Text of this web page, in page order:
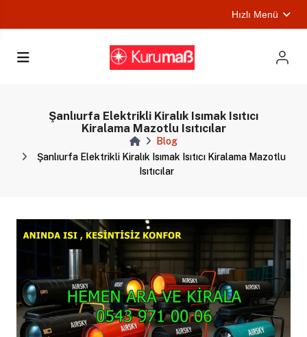
Hızlı Menü
Şanlıurfa Elektrikli Kiralık Isımak Isıtıcı
Kiralama Mazotlu Isıtıcılar
Blog
Şanlıurfa Elektrikli Kiralık Isımak Isıtıcı Kiralama Mazotlu
Isıtıcılar